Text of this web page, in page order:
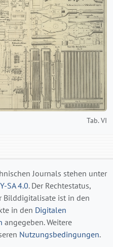
Tab. VI
Journals stehen unter
SA 4.0. Der Rechtestatus,
Bilddigitalisate ist in den
in den Digitalen
angegeben. Weitere
Nutzungsbedingungen.